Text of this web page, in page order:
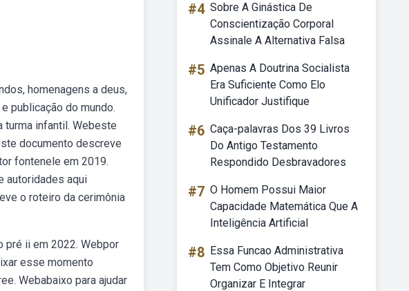
homenagens a deus,
publicação do mundo.
turma infantil. Webeste
documento descreve
fontenele em 2019.
autoridades aqui
o roteiro da cerimônia
pré ii em 2022. Webpor
esse momento
Webabaixo para ajudar
#4 Sobre A Ginástica De
Conscientização Corporal
Assinale A Alternativa Falsa
#5 Apenas A Doutrina Socialista
Era Suficiente Como Elo
Unificador Justifique
#6 Caça-palavras Dos 39 Livros
Do Antigo Testamento
Respondido Desbravadores
#7 O Homem Possui Maior
Capacidade Matemática Que A
Inteligência Artificial
#8 Essa Funcao Administrativa
Tem Como Objetivo Reunir
Organizar E Integrar